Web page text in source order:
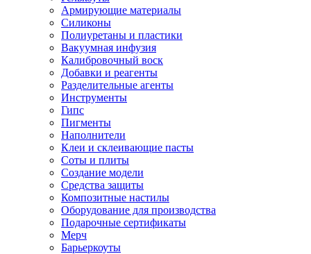
Армирующие материалы
Силиконы
Полиуретаны и пластики
Вакуумная инфузия
Калибровочный воск
Добавки и реагенты
Разделительные агенты
Инструменты
Гипс
Пигменты
Наполнители
Клеи и склеивающие пасты
Соты и плиты
Создание модели
Средства защиты
Композитные настилы
Оборудование для производства
Подарочные сертификаты
Мерч
Барьеркоуты